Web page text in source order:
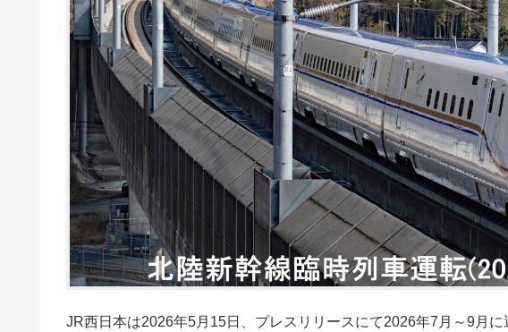
JR西日本は2026年5月15日、プレスリリースにて2026年7月～9月